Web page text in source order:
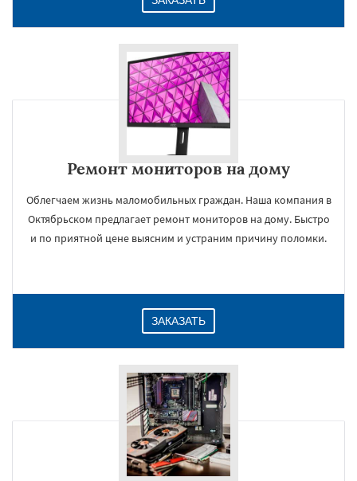
Ремонт мониторов на дому
Облегчаем жизнь маломобильных граждан. Наша компания в
Октябрьском предлагает ремонт мониторов на дому. Быстро
и по приятной цене выясним и устраним причину поломки.
ЗАКАЗАТЬ